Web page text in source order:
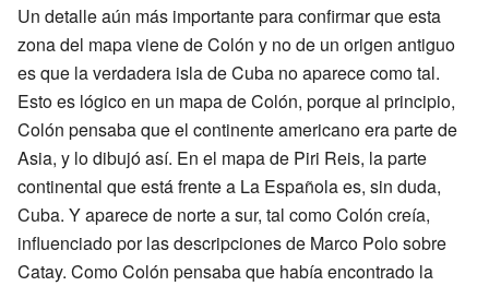
Un detalle aún más importante para confirmar que esta
zona del mapa viene de Colón y no de un origen antiguo
es que la verdadera isla de Cuba no aparece como tal.
Esto es lógico en un mapa de Colón, porque al principio,
Colón pensaba que el continente americano era parte de
Asia, y lo dibujó así. En el mapa de Piri Reis, la parte
continental que está frente a La Española es, sin duda,
Cuba. Y aparece de norte a sur, tal como Colón creía,
influenciado por las descripciones de Marco Polo sobre
Catay. Como Colón pensaba que había encontrado la